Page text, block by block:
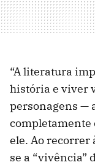
“A literatura
história e viver
personagens —
completamente
ele. Ao recorrer
se a “vivência”